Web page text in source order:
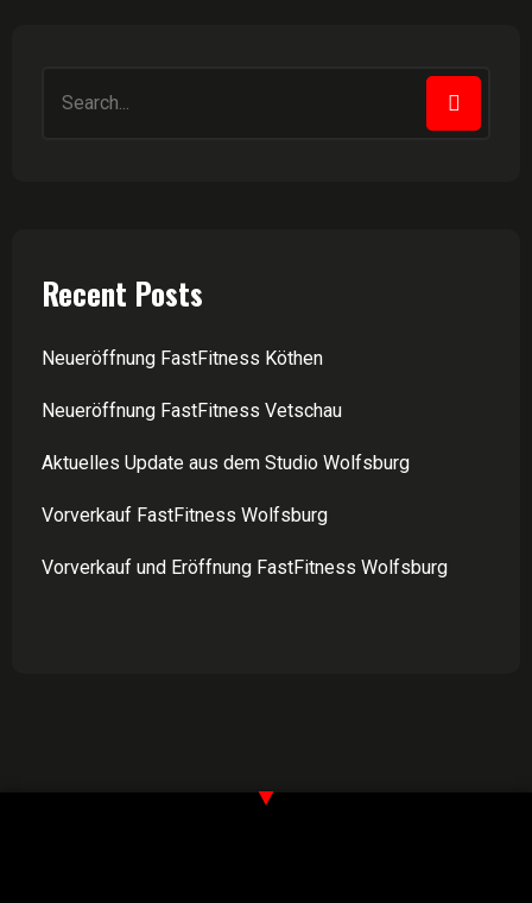
Recent Posts
Neueröffnung FastFitness Köthen
Neueröffnung FastFitness Vetschau
Aktuelles Update aus dem Studio Wolfsburg
Vorverkauf FastFitness Wolfsburg
Vorverkauf und Eröffnung FastFitness Wolfsburg